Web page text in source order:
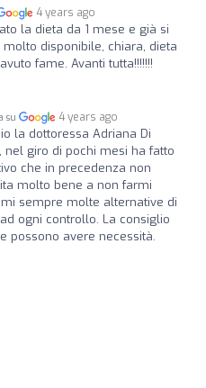
4 years ago
la dieta da 1 mese e già si
disponibile, chiara, dieta
fame. Avanti tutta!!!!!!!
su 4 years ago
la dottoressa Adriana Di
nel giro di pochi mesi ha fatto
che in precedenza non
molto bene a non farmi
sempre molte alternative di
ogni controllo. La consiglio
possono avere necessità.